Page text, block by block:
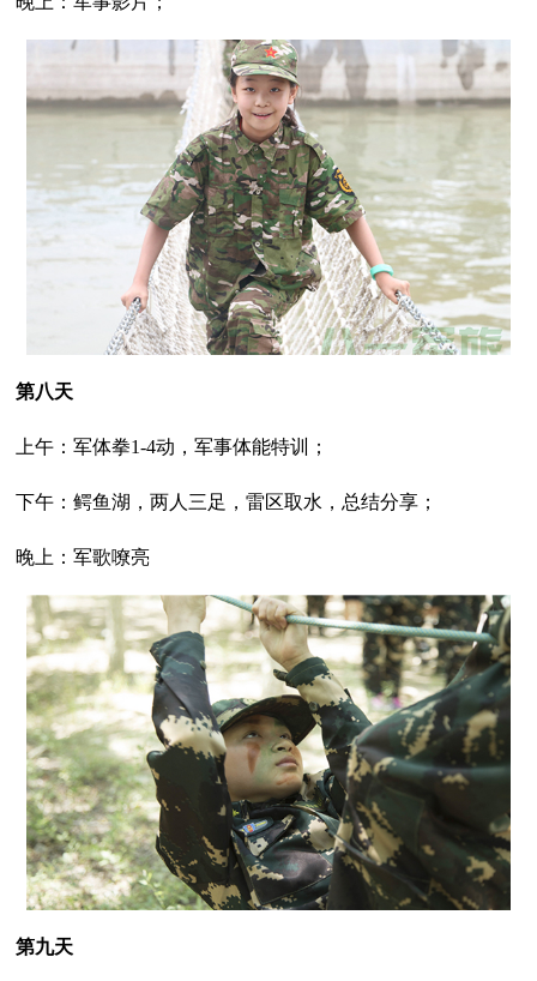
第八天
上午：军体拳1-4动，军事体能特训；
下午：鳄鱼湖，两人三足，雷区取水，总结分享；
晚上：军歌嘹亮
第九天